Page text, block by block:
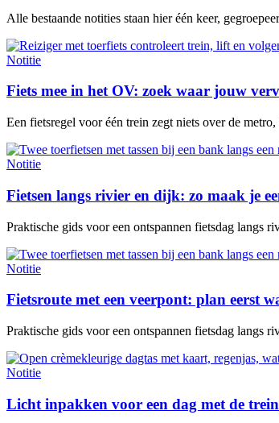
Alle bestaande notities staan hier één keer,
Notitie
Fiets mee in het OV: zoek waar jouw
Een fietsregel voor één trein zegt niets over de
Notitie
Fietsen langs rivier en dijk: zo maak je
Praktische gids voor een ontspannen fietsdag langs
Notitie
Fietsroute met een veerpont: plan eerst
Praktische gids voor een ontspannen fietsdag langs
Notitie
Licht inpakken voor een dag met de trein